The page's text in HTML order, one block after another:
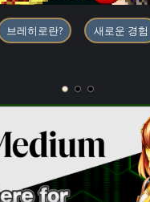
임 「
브레히로란? 새로운 경험